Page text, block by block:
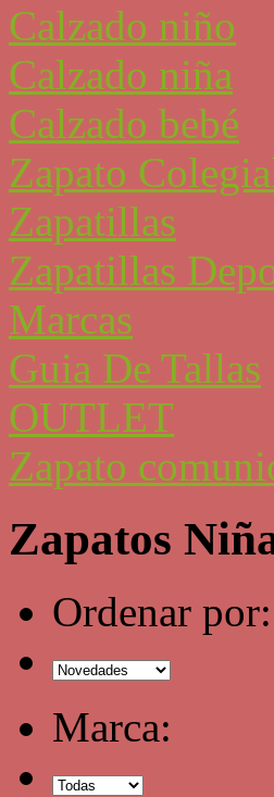
Calzado niño
Calzado niña
Calzado bebé
Zapato
Zapatillas
Zapatillas
Marcas
Guia De Tallas
OUTLET
Zapato
Zapatos
Ordenar por:
Marca: